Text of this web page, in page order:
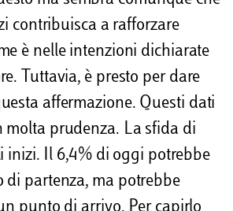
contribuisca a rafforzare
è nelle intenzioni dichiarate
Tuttavia, è presto per dare
affermazione. Questi dati
molta prudenza. La sfida di
inizi. Il 6,4% di oggi potrebbe
di partenza, ma potrebbe
punto di arrivo. Per capirlo